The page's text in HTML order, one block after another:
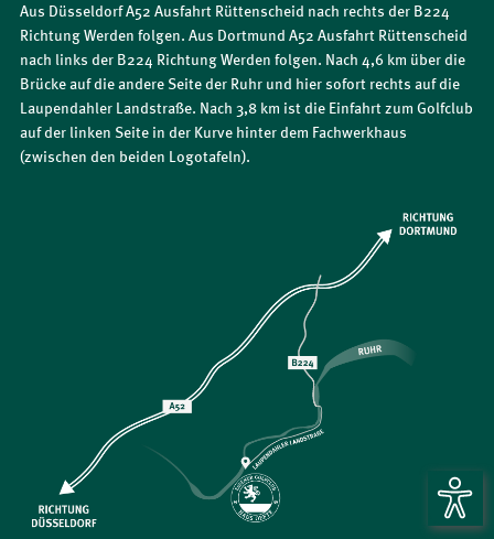
Aus Düsseldorf A52 Ausfahrt Rüttenscheid nach rechts der B224
Richtung Werden folgen. Aus Dortmund A52 Ausfahrt Rüttenscheid
nach links der B224 Richtung Werden folgen. Nach 4,6 km über die
Brücke auf die andere Seite der Ruhr und hier sofort rechts auf die
Laupendahler Landstraße. Nach 3,8 km ist die Einfahrt zum Golfclub
auf der linken Seite in der Kurve hinter dem Fachwerkhaus
(zwischen den beiden Logotafeln).